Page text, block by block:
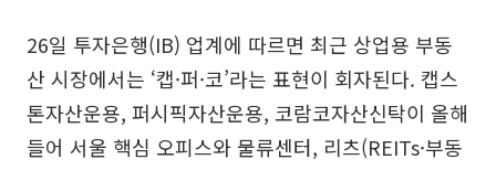
26일 투자은행(IB) 업계에 따르면 최근 상업용 부동
산 시장에서는 ‘캡·퍼·코’라는 표현이 회자된다. 캡스
톤자산운용, 퍼시픽자산운용, 코람코자산신탁이 올해
들어 서울 핵심 오피스와 물류센터, 리츠(REITs·부동